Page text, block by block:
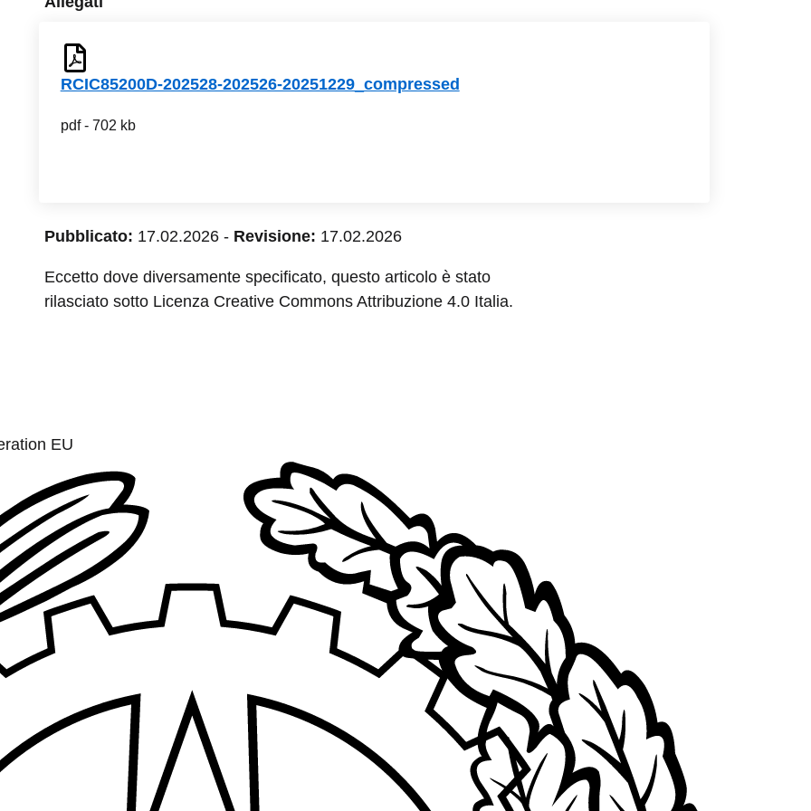
RCIC85200D-202528-202526-20251229_compressed
pdf - 702 kb
Pubblicato: 17.02.2026 - Revisione: 17.02.2026
Eccetto dove diversamente specificato, questo articolo è stato
rilasciato sotto Licenza Creative Commons Attribuzione 4.0 Italia.